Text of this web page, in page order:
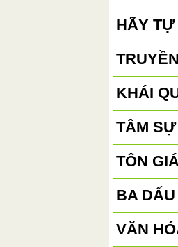
HÃY TỰ
KHÁI
TÂM
TÔN
BA
VĂN